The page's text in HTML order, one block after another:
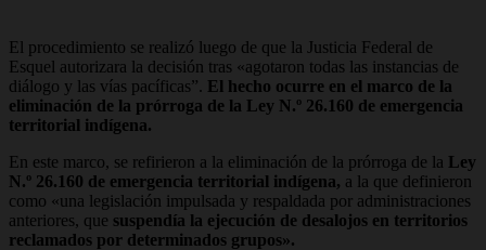
El procedimiento se realizó luego de que la Justicia Federal de
Esquel autorizara la decisión tras «agotaron todas las instancias de
diálogo y las vías pacíficas”. El hecho ocurre en el marco de la
eliminación de la prórroga de la Ley N.º 26.160 de emergencia
territorial indígena.
En este marco, se refirieron a la eliminación de la prórroga de la Ley
N.º 26.160 de emergencia territorial indígena, a la que definieron
como «una legislación impulsada y respaldada por administraciones
anteriores, que suspendía la ejecución de desalojos en territorios
reclamados por determinados grupos».